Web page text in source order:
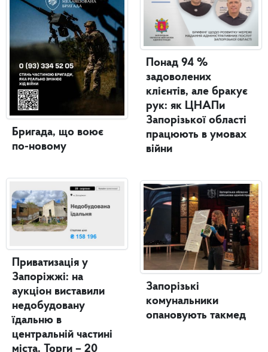
Бригада, що воює
по-новому
Приватизація у
Запоріжжі: на
аукціон виставили
недобудовану
їдальню в
центральній частині
міста. Торги – 20
Понад 94 %
задоволених
клієнтів, але бракує
рук: як ЦНАПи
Запорізької області
працюють в умовах
війни
Запорізькі
комунальники
опановують такмед